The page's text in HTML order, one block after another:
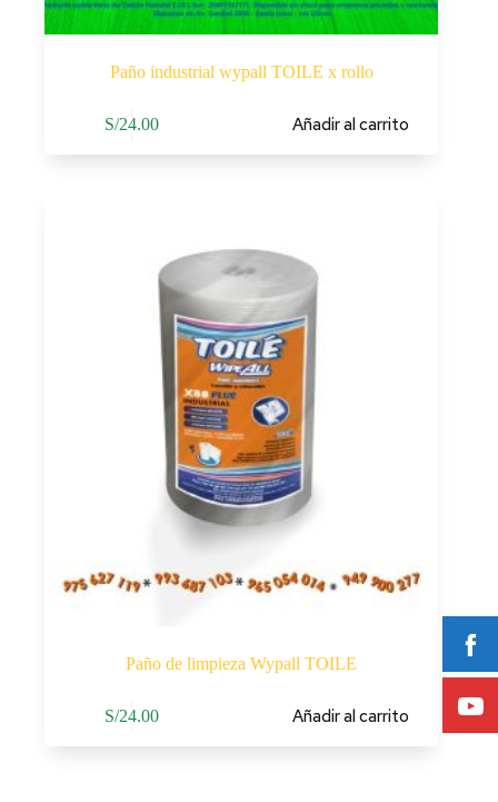
Paño industrial wypall TOILE x rollo
S/24.00 Añadir al carrito
Paño de limpieza Wypall TOILE
S/24.00 Añadir al carrito